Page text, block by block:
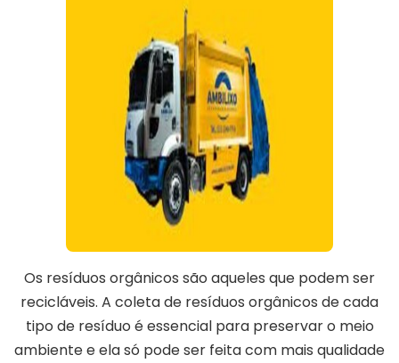
Os resíduos orgânicos são aqueles que podem ser
recicláveis. A coleta de resíduos orgânicos de cada
tipo de resíduo é essencial para preservar o meio
ambiente e ela só pode ser feita com mais qualidade